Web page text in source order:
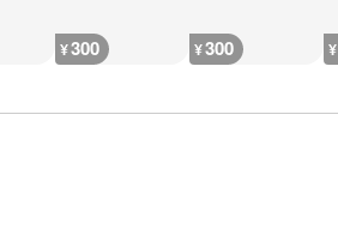
¥300 ¥300 ¥